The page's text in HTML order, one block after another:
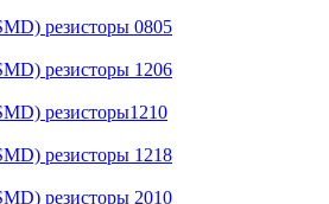
резисторы 0805
резисторы 1206
резисторы1210
резисторы 1218
резисторы 2010